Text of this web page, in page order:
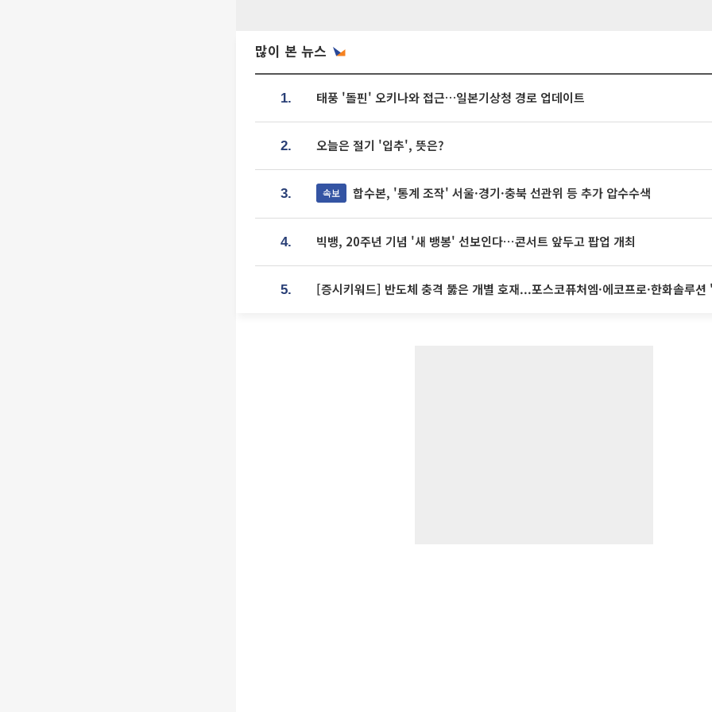
많이 본 뉴스
1. 태풍 '돌핀' 오키나와 접근…일본기상청 경로 업데이트
2. 오늘은 절기 '입추', 뜻은?
3. 속보 합수본, '통계 조작' 서울·경기·충북 선관위 등 추가 압수수색
4. 빅뱅, 20주년 기념 '새 뱅봉' 선보인다⋯콘서트 앞두고 팝업 개최
5. [증시키워드] 반도체 충격 뚫은 개별 호재...포스코퓨처엠·에코프로·한화솔루